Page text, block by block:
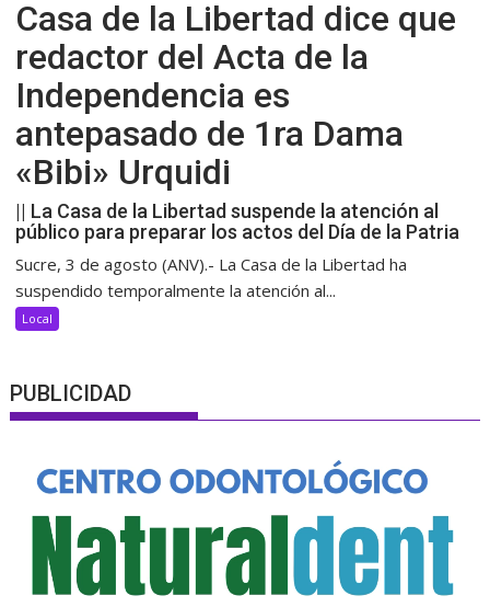
Casa de la Libertad dice que
redactor del Acta de la
Independencia es
antepasado de 1ra Dama
«Bibi» Urquidi
|| La Casa de la Libertad suspende la atención al
público para preparar los actos del Día de la Patria
Sucre, 3 de agosto (ANV).- La Casa de la Libertad ha
suspendido temporalmente la atención al...
Local
PUBLICIDAD